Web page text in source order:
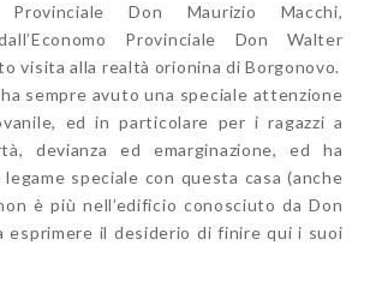
Don Maurizio Macchi,
Provinciale Don Walter
visita alla realtà orionina di Borgonovo.
sempre avuto una speciale attenzione
ed in particolare per i ragazzi a
devianza ed emarginazione, ed ha
speciale con questa casa (anche
è più nell’edificio conosciuto da Don
esprimere il desiderio di finire qui i suoi